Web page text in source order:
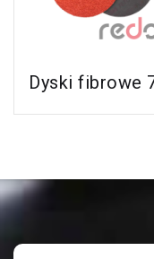
Produkt